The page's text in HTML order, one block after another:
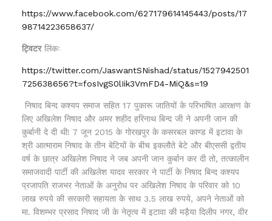
https://www.facebook.com/627179614145443/posts/17
98714223658637/
ट्विटरलिंकः
https://twitter.com/JaswantSNishad/status/1527942501
725638656?t=fosIvgS0lIik3VmFD4-MiQ&s=19
निषाद बिन्द कश्यप समाज सहित 17 पुकारू जातियों के परिभाषित आरक्षण के
लिए अखिलेश निषाद और अमर शहीद हरिनाथ बिन्द जी ने अपनी जान की
कुर्बानी दे दी थी! 7 जून 2015 के गोरखपुर के कसरबल काण्ड में इटावा के
श्री आत्माराम निषाद के तीन बेटियों के बीच इकलौते बेटे और बीएससी द्वतीय
वर्ष के छात्र अखिलेश निषाद ने जब अपनी जान कुर्बान कर दी तो, तत्कालीन
समाजवादी पार्टी की अखिलेश यादव सरकार ने पार्टी के निषाद बिन्द कश्यप
प्रजापति राजभर नेताओं के अनुरोध पर अखिलेश निषाद के परिवार को 10
लाख रुपये की सरकारी सहायता के साथ 3.5 लाख रुपये, अपने नेताओं को
मा. विशम्भर प्रसाद निषाद जी के नेतृत्व में इटावा की मड़ैया दिलीप नगर, वीर